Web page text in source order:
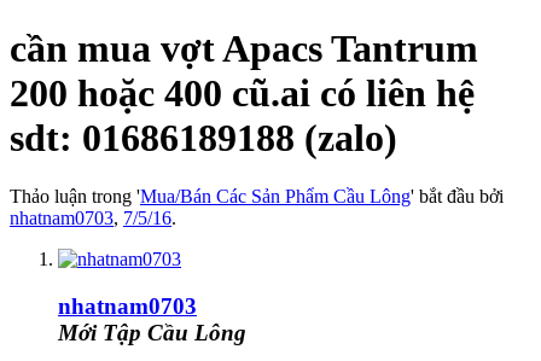
cần mua vợt Apacs Tantrum
200 hoặc 400 cũ.ai có liên hệ
sdt: 01686189188 (zalo)
Thảo luận trong 'Mua/Bán Các Sản Phẩm Cầu Lông' bắt đầu bởi
nhatnam0703, 7/5/16.
nhatnam0703
Mới Tập Cầu Lông